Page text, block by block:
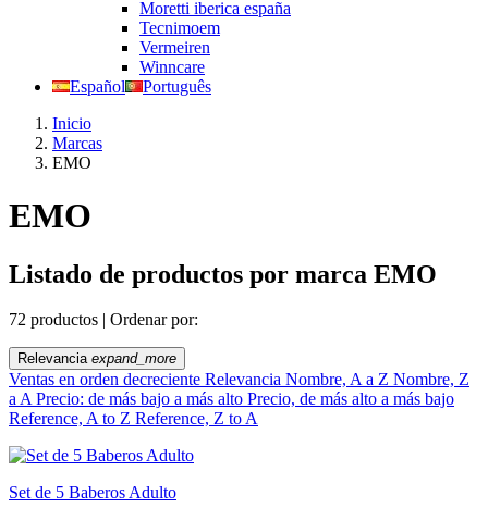
Moretti iberica españa
Tecnimoem
Vermeiren
Winncare
Español
Português
Inicio
Marcas
EMO
EMO
Listado de productos por marca EMO
72 productos | Ordenar por:
Relevancia expand_more
Ventas en orden decreciente Relevancia Nombre, A a Z Nombre, Z
a APrecio: de más bajo a más alto Precio, de más alto a más bajo
Reference, A to Z Reference, Z to A
Set de 5 Baberos Adulto